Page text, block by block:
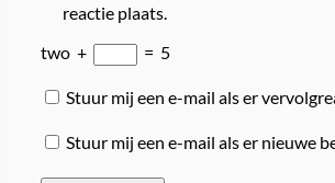
reactie plaats.
two + = 5
Stuur mij een e-mail als er
Stuur mij een e-mail als er nieuwe